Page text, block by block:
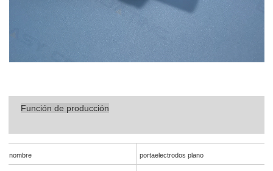
Función de producción
nombre portaelectrodos plano